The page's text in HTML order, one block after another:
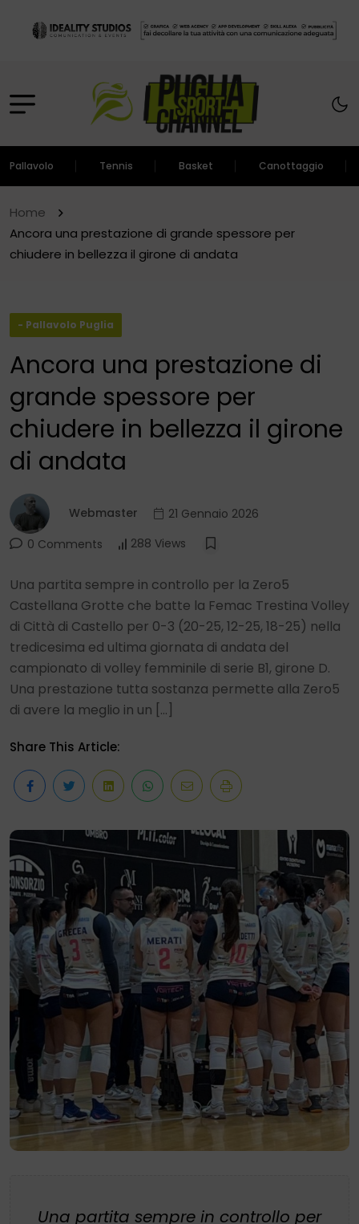
Pallavolo Tennis Basket Canottaggio
Home
Ancora una prestazione di grande spessore per
chiudere in bellezza il girone di andata
- Pallavolo Puglia
Ancora una prestazione di
grande spessore per
chiudere in bellezza il girone
di andata
Webmaster
21 Gennaio 2026
0 Comments
288 Views
Una partita sempre in controllo per la Zero5
Castellana Grotte che batte la Femac Trestina Volley
di Città di Castello per 0-3 (20-25, 12-25, 18-25) nella
tredicesima ed ultima giornata di andata del
campionato di volley femminile di serie B1, girone D.
Una prestazione tutta sostanza permette alla Zero5
di avere la meglio in un […]
Share This Article:
Una partita sempre in controllo per